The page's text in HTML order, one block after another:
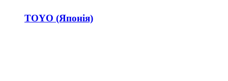
TOYO (Японія)